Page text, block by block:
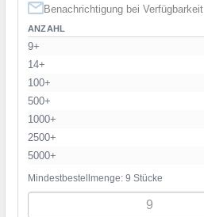
Benachrichtigung bei Verfügbarkeit
ANZAHL
9+
14+
100+
500+
1000+
2500+
5000+
Mindestbestellmenge: 9 Stücke